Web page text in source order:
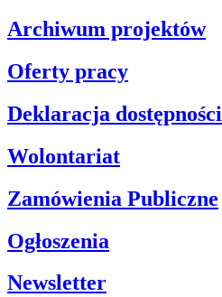
Archiwum projektów
Oferty pracy
Deklaracja dostępności
Wolontariat
Zamówienia Publiczne
Ogłoszenia
Newsletter